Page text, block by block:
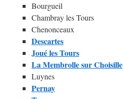
Bourgueil
Chambray les Tours
Chenonceaux
Descartes
Joué les Tours
La Membrolle sur Choisille
Luynes
Pernay